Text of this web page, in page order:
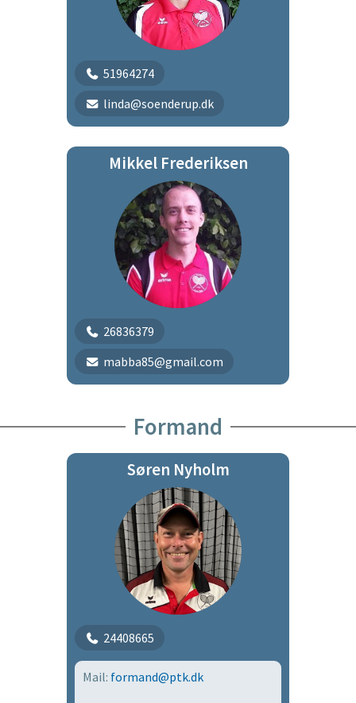
51964274
linda@soenderup.dk
Mikkel Frederiksen
26836379
mabba85@gmail.com
Formand
Søren Nyholm
24408665
Mail: formand@ptk.dk